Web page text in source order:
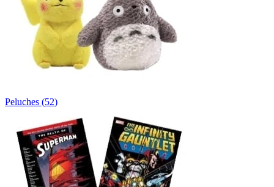
Peluches (52)